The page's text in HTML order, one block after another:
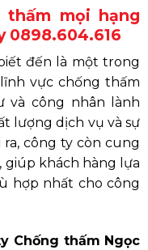
mọi hạng
0898.604.616
đến là một trong
vực chống thấm
và công nhân lành
lượng dịch vụ và sự
ra, công ty còn cung
giúp khách hàng lựa
hợp nhất cho công
Chống thấm Ngọc